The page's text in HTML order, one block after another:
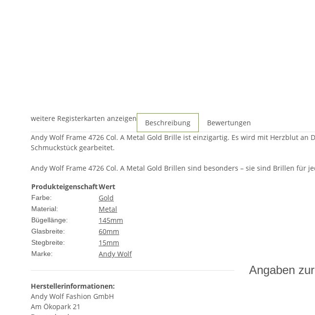
weitere Registerkarten anzeigen Beschreibung
Bewertungen
Andy Wolf Frame 4726 Col. A Metal Gold Brille ist einzigartig. Es wird mit Herzblut
Schmuckstück gearbeitet.
Andy Wolf Frame 4726 Col. A Metal Gold Brillen sind besonders – sie sind Brillen für
ProdukteigenschaftWert
Farbe: Gold
Material: Metal
Bügellänge: 145mm
Glasbreite: 60mm
Stegbreite: 15mm
Marke: Andy Wolf
Angaben
Herstellerinformationen:
Andy Wolf Fashion GmbH
Am Ökopark 21